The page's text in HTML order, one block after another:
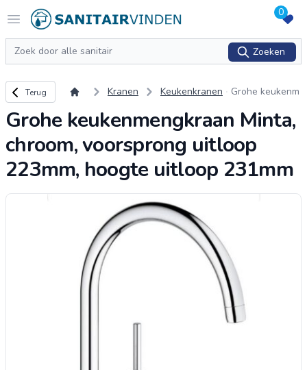
Open menu
Logo sanitairvinden.nl 0
Zoeken
Zoeken
Terug naar overzicht
Terug Kranen Keukenkranen
Grohe keukenm
chroom, voorspr
ong uitloop 223
mm, hoogte uitl
oop 231mm
Grohe keukenmengkraan Minta,
chroom, voorsprong uitloop
223mm, hoogte uitloop 231mm